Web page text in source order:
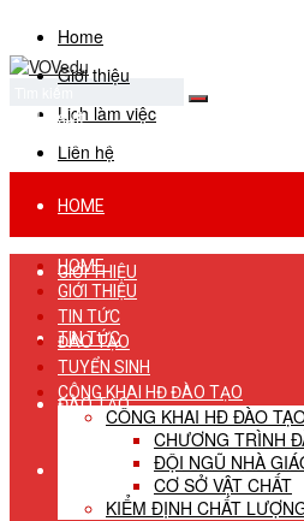
Home
Giới thiệu
Lịch làm việc
Liên hệ
No Result
View All Result
HOME
GIỚI THIỆU
TIN TỨC
ĐÀO TẠO
TUYỂN SINH
HOME
GIỚI THIỆU
TIN TỨC
ĐÀO TẠO
TUYỂN SINH
CÔNG KHAI HĐ ĐÀO TẠO
CÔNG KHAI HĐ ĐÀO
CHƯƠNG TRÌNH
ĐỘI NGŨ NHÀ
CƠ SỞ VẬT CHẤT
KIỂM ĐỊNH CHẤT